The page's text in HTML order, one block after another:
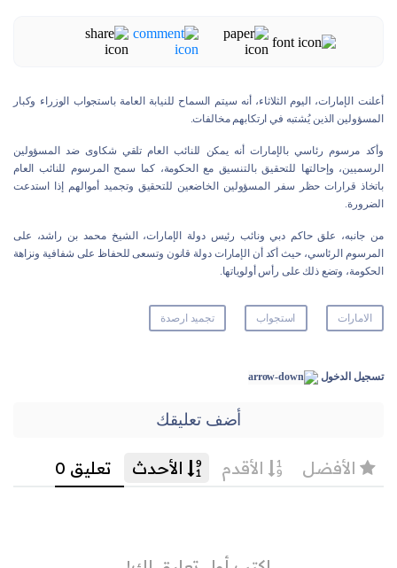
أعلنت الإمارات، اليوم الثلاثاء، أنه سيتم السماح للنيابة العامة باستجواب الوزراء وكبار
المسؤولين الذين يُشتبه في ارتكابهم مخالفات.
وأكد مرسوم رئاسي بالإمارات أنه يمكن للنائب العام تلقي شكاوى ضد المسؤولين
الرسميين، وإحالتها للتحقيق بالتنسيق مع الحكومة، كما سمح المرسوم للنائب العام
باتخاذ قرارات حظر سفر المسؤولين الخاضعين للتحقيق وتجميد أموالهم إذا استدعت
الضرورة.
من جانبه، علق حاكم دبي ونائب رئيس دولة الإمارات، الشيخ محمد بن راشد، على
المرسوم الرئاسي، حيث أكد أن الإمارات دولة قانون وتسعى للحفاظ على شفافية ونزاهة
الحكومة، وتضع ذلك على رأس أولوياتها.
الامارات استجواب تجميد ارصدة
تسجيل الدخول
أضف تعليقك